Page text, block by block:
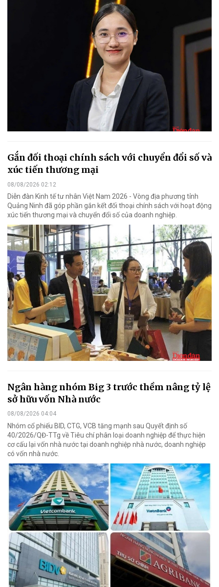
Gắn đối thoại chính sách với chuyển đổi số và
xúc tiến thương mại
08/08/2026 02:12
Diễn đàn Kinh tế tư nhân Việt Nam 2026 - Vòng địa phương tỉnh
Quảng Ninh đã góp phần gắn kết đối thoại chính sách với hoạt động
xúc tiến thương mại và chuyển đổi số của doanh nghiệp.
Ngân hàng nhóm Big 3 trước thềm nâng tỷ lệ
sở hữu vốn Nhà nước
08/08/2026 04:04
Nhóm cổ phiếu BID, CTG, VCB tăng mạnh sau Quyết định số
40/2026/QĐ-TTg về Tiêu chí phân loại doanh nghiệp để thực hiện
cơ cấu lại vốn nhà nước tại doanh nghiệp nhà nước, doanh nghiệp
có vốn nhà nước.